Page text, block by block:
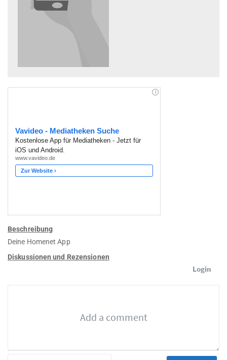
Beschreibung
Deine Homenet App
Diskussionen und Rezensionen
Login